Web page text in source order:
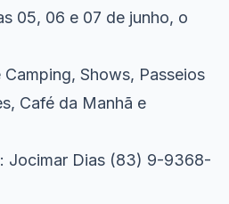
05, 06 e 07 de junho, o
Camping, Shows, Passeios
Café da Manhã e
Jocimar Dias (83) 9-9368-